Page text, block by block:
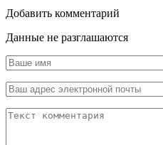
Добавить комментарий
Данные не разглашаются